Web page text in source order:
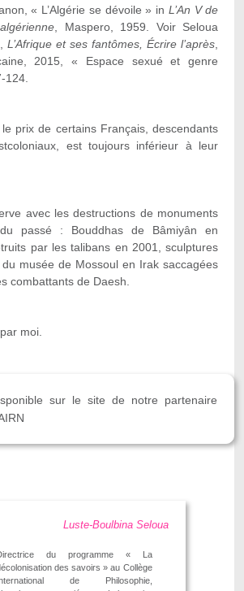
« L’Algérie se dévoile » in L’An V de
, Maspero, 1959. Voir Seloua
L’Afrique et ses fantômes, Écrire l’après
2015, « Espace sexué et genre
124.
prix de certains Français, descendants
est toujours inférieur à leur
avec les destructions de monuments
passé : Bouddhas de Bâmiyân en
par les talibans en 2001, sculptures
musée de Mossoul en Irak saccagées
combattants de Daesh.
moi.
sur le site de notre partenaire
Luste-Boulbina Seloua
du programme « La
des savoirs » au Collège
de Philosophie,